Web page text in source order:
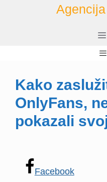
Kako
OnlyFans,
pokazali
Facebook